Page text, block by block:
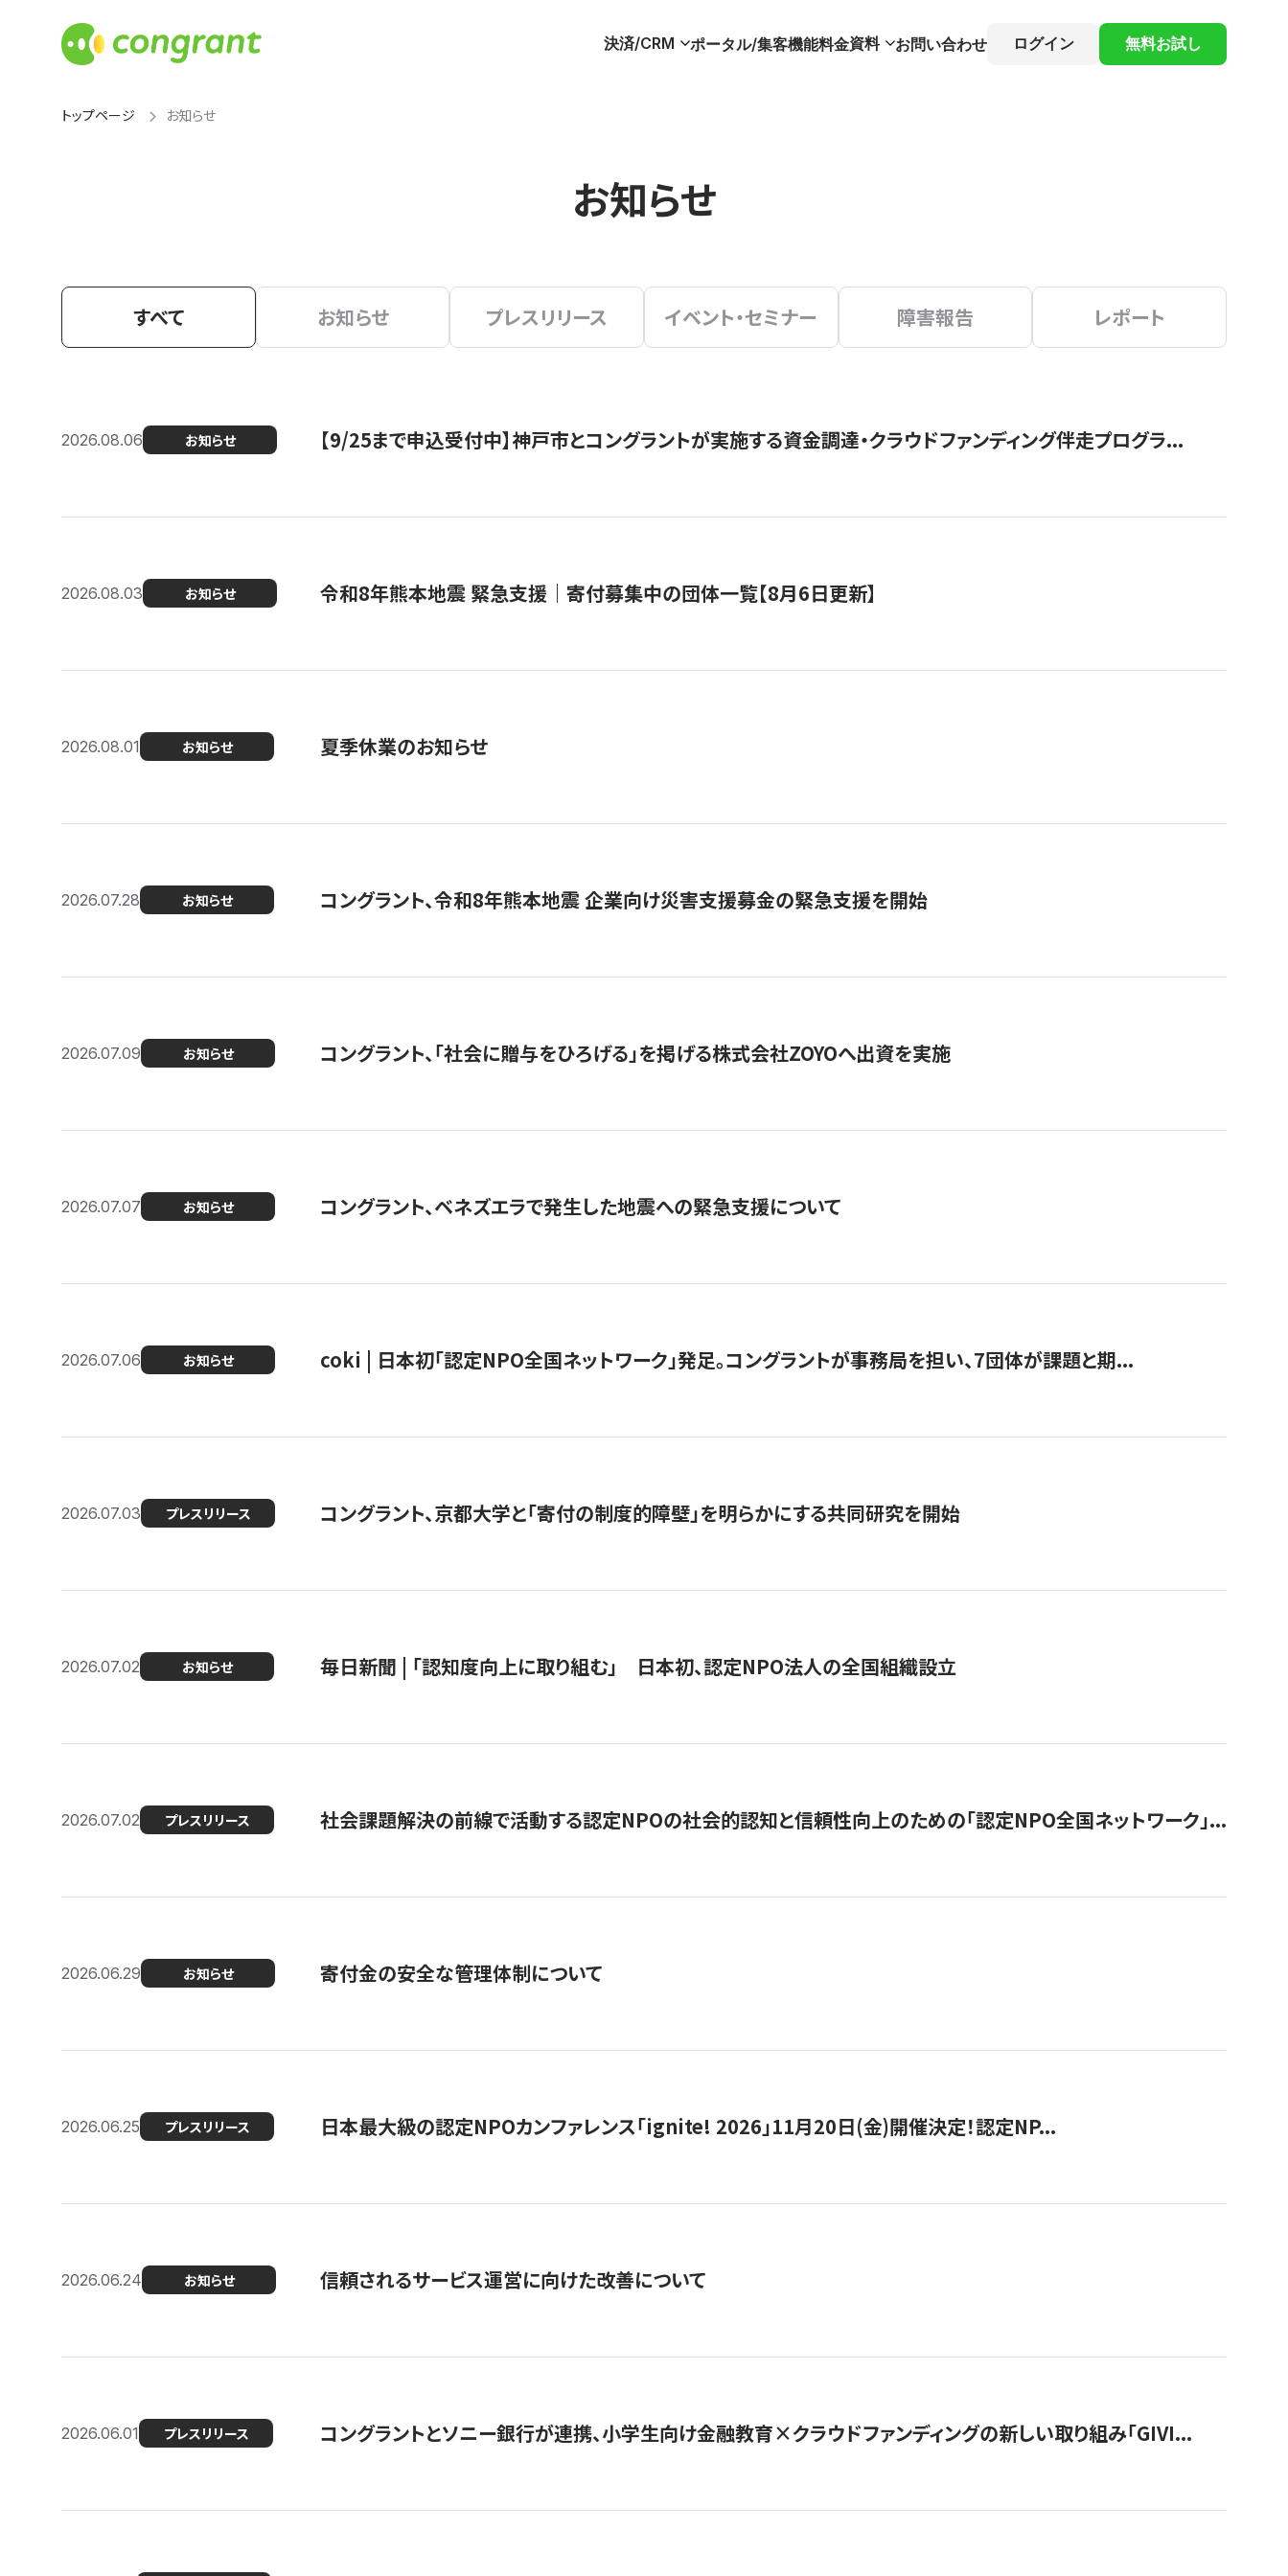
決済/CRM ポータル/集客機能料金資料 お問い合わせ ログイン 無料お試し
トップページ お知らせ
お知らせ
すべて お知らせ プレスリリース イベント・セミナー 障害報告 レポート
2026.08.06 お知らせ 【9/25まで申込受付中】神戸市とコングラントが実施する資金調達・クラウドファンディング伴走プログラ...
2026.08.03 お知らせ 令和8年熊本地震 緊急支援｜寄付募集中の団体一覧【8月6日更新】
2026.08.01 お知らせ 夏季休業のお知らせ
2026.07.28 お知らせ コングラント、令和8年熊本地震 企業向け災害支援募金の緊急支援を開始
2026.07.09 お知らせ コングラント、「社会に贈与をひろげる」を掲げる株式会社ZOYOへ出資を実施
2026.07.07 お知らせ コングラント、ベネズエラで発生した地震への緊急支援について
2026.07.06 お知らせ coki | 日本初「認定NPO全国ネットワーク」発足。コングラントが事務局を担い、7団体が課題と期...
2026.07.03 プレスリリース コングラント、京都大学と「寄付の制度的障壁」を明らかにする共同研究を開始
2026.07.02 お知らせ 毎日新聞 | 「認知度向上に取り組む」 日本初、認定NPO法人の全国組織設立
2026.07.02 プレスリリース 社会課題解決の前線で活動する認定NPOの社会的認知と信頼性向上のための「認定NPO全国ネットワーク」...
2026.06.29 お知らせ 寄付金の安全な管理体制について
2026.06.25 プレスリリース 日本最大級の認定NPOカンファレンス「ignite! 2026」11月20日(金)開催決定！認定NP...
2026.06.24 お知らせ 信頼されるサービス運営に向けた改善について
2026.06.01 プレスリリース コングラントとソニー銀行が連携、小学生向け金融教育×クラウドファンディングの新しい取り組み「GIVI...